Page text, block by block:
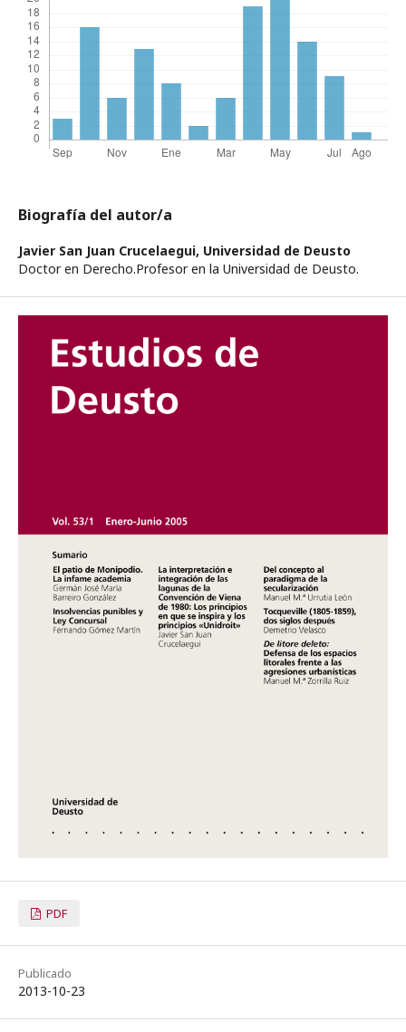
Biografía del autor/a
Javier San Juan Crucelaegui, Universidad de Deusto
Doctor en Derecho.Profesor en la Universidad de Deusto.
PDF
Publicado
2013-10-23